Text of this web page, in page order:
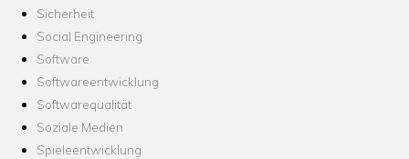
Sicherheit
Social Engineering
Software
Softwareentwicklung
Softwarequalität
Soziale Medien
Spieleentwicklung